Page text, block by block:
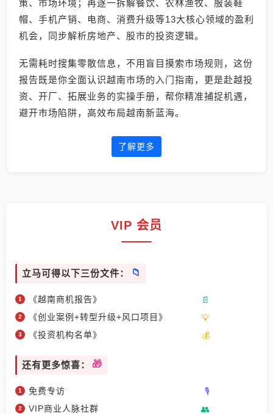
策、市场环境；再逐一拆解餐饮、农林渔牧、服装鞋
帽、手机产销、电商、消费升级等13大核心领域的盈利
机会，同步解析房地产、股市的投资逻辑。
无需耗时搜集零散信息，不用盲目摸索市场规则，这份
报告既是你全面认识越南市场的入门指南，更是赴越投
资、开厂、拓展业务的实操手册，帮你精准捕捉机遇，
避开市场陷阱，高效布局越南新蓝海。
了解更多
VIP 会员
立马可得以下三份文件：
《越南商机报告》
《创业案例+转型升级+风口项目》
《投资机构名单》
还有更多惊喜：
免费专访
VIP商业人脉社群